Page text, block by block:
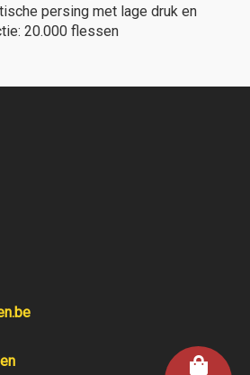
persing met lage druk en
20.000 flessen